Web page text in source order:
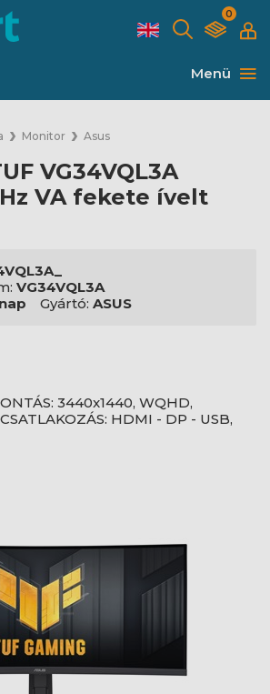
0
Menü
Monitor Asus
VG34VQL3A
VA fekete ívelt
VG34VQL3A
Gyártó: ASUS
3440x1440, WQHD,
HDMI - DP - USB,